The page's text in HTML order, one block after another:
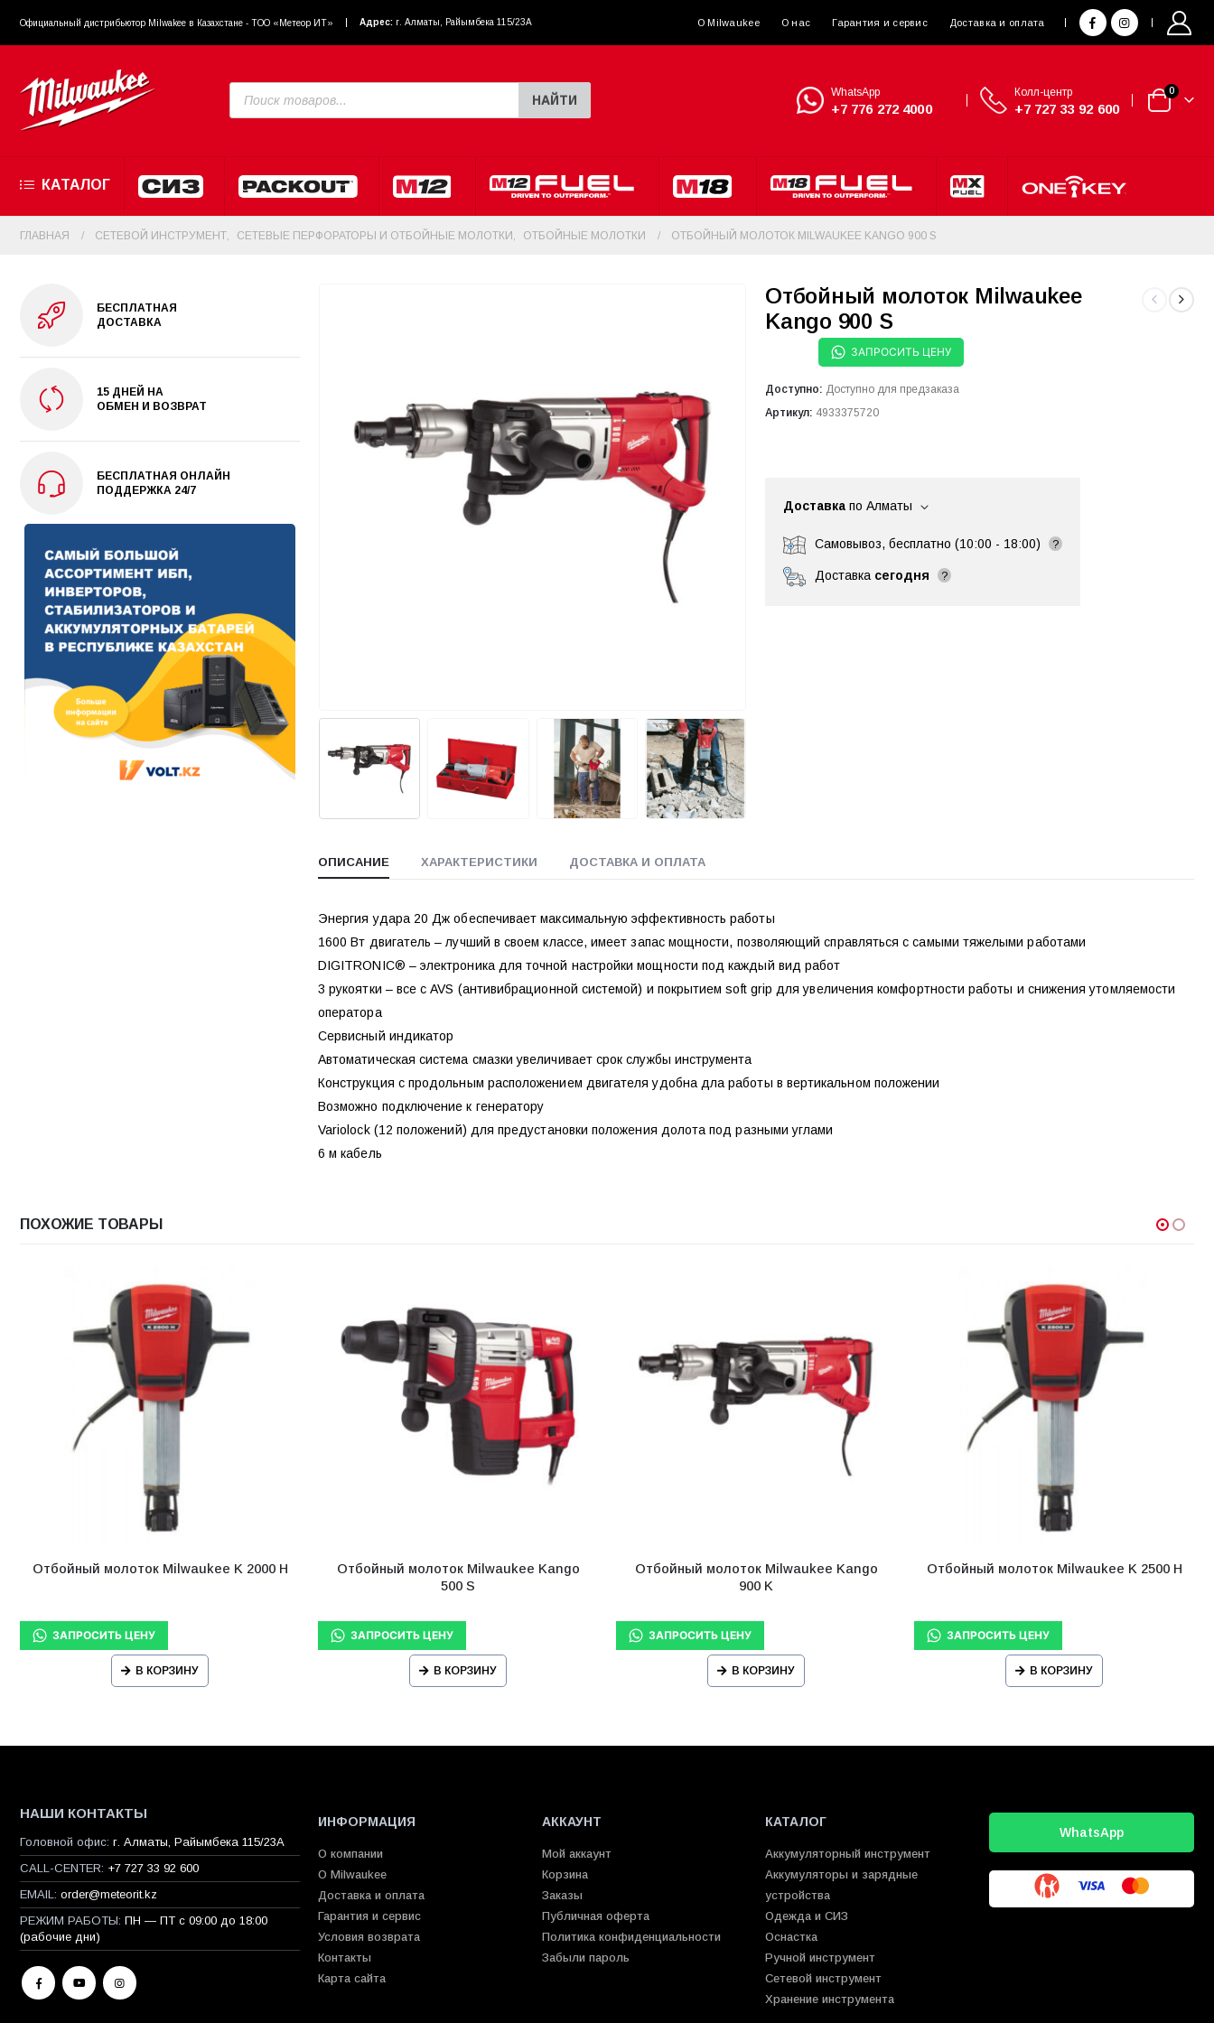
Официальный диcтрибьютор Milwakee в Казахстане - ТОО «Метеор ИТ» Адрес: г. Алматы, Райымбека 115/23A О Milwaukee О нас Гарантия и сервис Доставка и оплата
НАЙТИ
WhatsApp
+7 776 272 4000
Колл-центр
+7 727 33 92 600
0
КАТАЛОГ
ГЛАВНАЯ СЕТЕВОЙ ИНСТРУМЕНТ СЕТЕВЫЕ ПЕРФОРАТОРЫ И ОТБОЙНЫЕ МОЛОТКИ ОТБОЙНЫЕ МОЛОТКИ ОТБОЙНЫЙ МОЛОТОК MILWAUKEE KANGO 900 S
Отбойный молоток Milwaukee
Kango 900 S
ЗАПРОСИТЬ ЦЕНУ
Доступно: Доступно для предзаказа
Артикул: 4933375720
Доставка по Алматы
Самовывоз, бесплатно (10:00 - 18:00) ?
Доставка сегодня ?
ОПИСАНИЕ ХАРАКТЕРИСТИКИ ДОСТАВКА И ОПЛАТА
Энергия удара 20 Дж обеспечивает максимальную эффективность работы
1600 Вт двигатель – лучший в своем классе, имеет запас мощности, позволяющий справляться с самыми тяжелыми работами
DIGITRONIC® – электроника для точной настройки мощности под каждый вид работ
3 рукоятки – все с AVS (антивибрационной системой) и покрытием soft grip для увеличения комфортности работы и снижения утомляемости
оператора
Сервисный индикатор
Автоматическая система смазки увеличивает срок службы инструмента
Конструкция с продольным расположением двигателя удобна дла работы в вертикальном положении
Возможно подключение к генератору
Variolock (12 положений) для предустановки положения долота под разными углами
6 м кабель
БЕСПЛАТНАЯ
ДОСТАВКА
15 ДНЕЙ НА
ОБМЕН И ВОЗВРАТ
БЕСПЛАТНАЯ ОНЛАЙН
ПОДДЕРЖКА 24/7
ПОХОЖИЕ ТОВАРЫ
Отбойный молоток Milwaukee K 2000 H
В КОРЗИНУ
Отбойный молоток Milwaukee Kango
500 S
В КОРЗИНУ
Отбойный молоток Milwaukee Kango
900 K
В КОРЗИНУ
Отбойный молоток Milwaukee K 2500 H
В КОРЗИНУ
НАШИ КОНТАКТЫ
Головной офис: г. Алматы, Райымбека 115/23A
CALL-CENTER: +7 727 33 92 600
EMAIL: order@meteorit.kz
РЕЖИМ РАБОТЫ: ПН — ПТ с 09:00 до 18:00
(рабочие дни)
ИНФОРМАЦИЯ
О компании
О Milwaukee
Доставка и оплата
Гарантия и сервис
Условия возврата
Контакты
Карта сайта
АККАУНТ
Мой аккаунт
Корзина
Заказы
Публичная оферта
Политика конфиденциальности
Забыли пароль
КАТАЛОГ
Аккумуляторный инструмент
Аккумуляторы и зарядные
устройства
Одежда и СИЗ
Оснастка
Ручной инструмент
Сетевой инструмент
Хранение инструмента
WhatsApp